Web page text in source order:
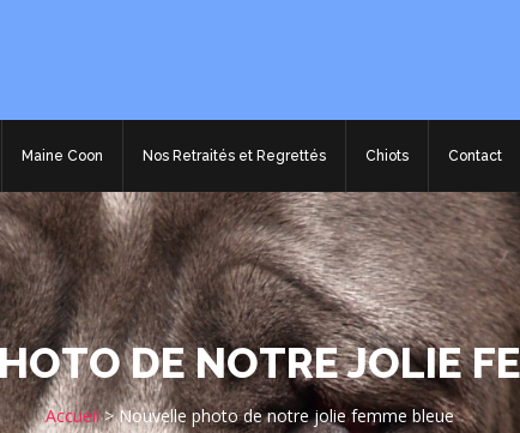
Maine Coon Nos Retraités et Regrettés Chiots Contact
DE NOTRE JOLIE
Accueil > Nouvelle photo de notre jolie femme bleue